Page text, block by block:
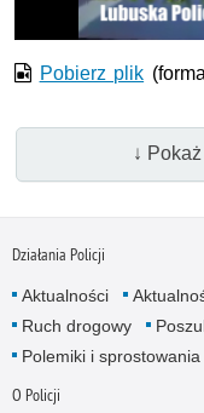
Pobierz plik
↓
Działania Policji
Aktualności
Ruch drogowy
Polemiki i sprostowania
O Policji